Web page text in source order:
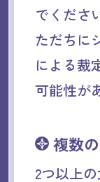
でくださ
ただちに
による裁
可能性が
複数
2つ以上